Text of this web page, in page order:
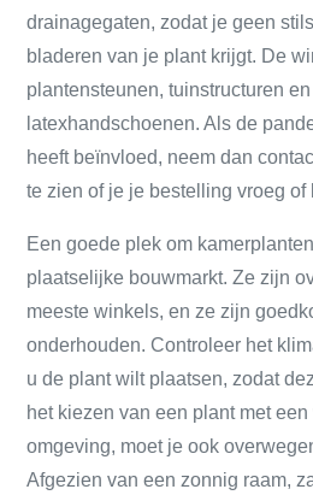
drainagegaten, zodat je geen
bladeren van je plant krijgt. De
plantensteunen, tuinstructuren
latexhandschoenen. Als de
heeft beïnvloed, neem dan
te zien of je je bestelling vroeg of
Een goede plek om
plaatselijke bouwmarkt. Ze zijn
meeste winkels, en ze zijn
onderhouden. Controleer het
u de plant wilt plaatsen, zodat
het kiezen van een plant met
omgeving, moet je ook
Afgezien van een zonnig raam,